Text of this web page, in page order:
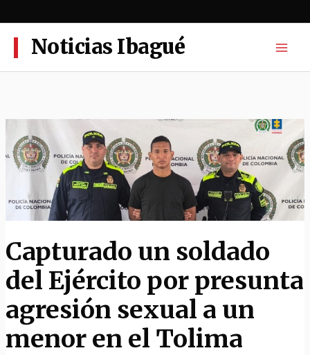
al
contenidoNoticias Ibagué
Capturado un soldado
del Ejército por presunta
agresión sexual a un
menor en el Tolima